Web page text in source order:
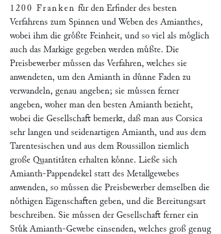
1200 Franken fuͤr den Erfinder des besten
Verfahrens zum Spinnen und Weben des Amianthes,
wobei ihm die groͤßte Feinheit, und so viel als moͤglich
auch das Markige gegeben werden muͤßte. Die
Preisbewerber muͤssen das Verfahren, welches sie
anwendeten, um den Amianth in duͤnne Faden zu
verwandeln, genau angeben; sie muͤssen ferner
angeben, woher man den besten Amianth bezieht,
wobei die Gesellschaft bemerkt, daß man aus Corsica
sehr langen und seidenartigen Amianth, und aus dem
Tarentesischen und aus dem Roussillon ziemlich
große Quantitaͤten erhalten koͤnne. Ließe sich
Amianth-Pappendekel statt des Metallgewebes
anwenden, so muͤssen die Preisbewerber demselben die
noͤthigen Eigenschaften geben, und die Bereitungsart
beschreiben. Sie muͤssen der Gesellschaft ferner ein
Stuͤk Amianth-Gewebe einsenden, welches groß genug